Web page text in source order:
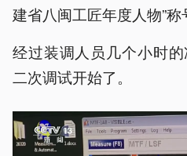
建省八闽工匠年度人物”称
经过装调人员几个小时
二次调试开始了。